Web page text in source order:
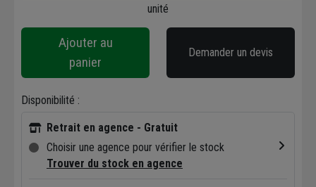
unité
Ajouter au
panier
Demander un devis
Disponibilité :
Retrait en agence - Gratuit
Choisir une agence pour vérifier le stock
Trouver du stock en agence